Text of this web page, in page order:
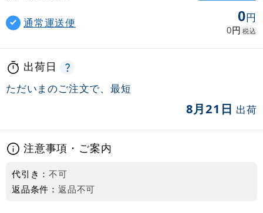
通常運送便 0円
0円 税込
出荷日
ただいまのご注文で、最短
8月21日 出荷
注意事項・ご案内
代引き：不可
返品条件： 返品不可